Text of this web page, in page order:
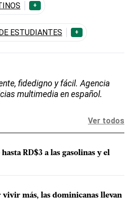
+
ESTUDIANTES +
fidedigno y fácil. Agencia
multimedia en español.
Ver todos
RD$3 a las gasolinas y el
vivir más, las dominicanas llevan